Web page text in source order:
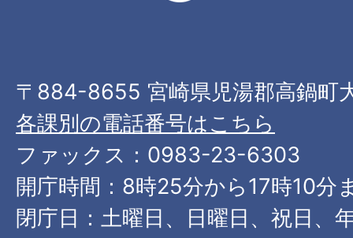
〒884-8655 宮崎県児湯郡高鍋町
各課別の電話番号はこちら
ファックス：0983-23-6303
開庁時間：8時25分から17時10分
閉庁日：土曜日、日曜日、祝日、